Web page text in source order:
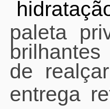
paleta
de
entrega